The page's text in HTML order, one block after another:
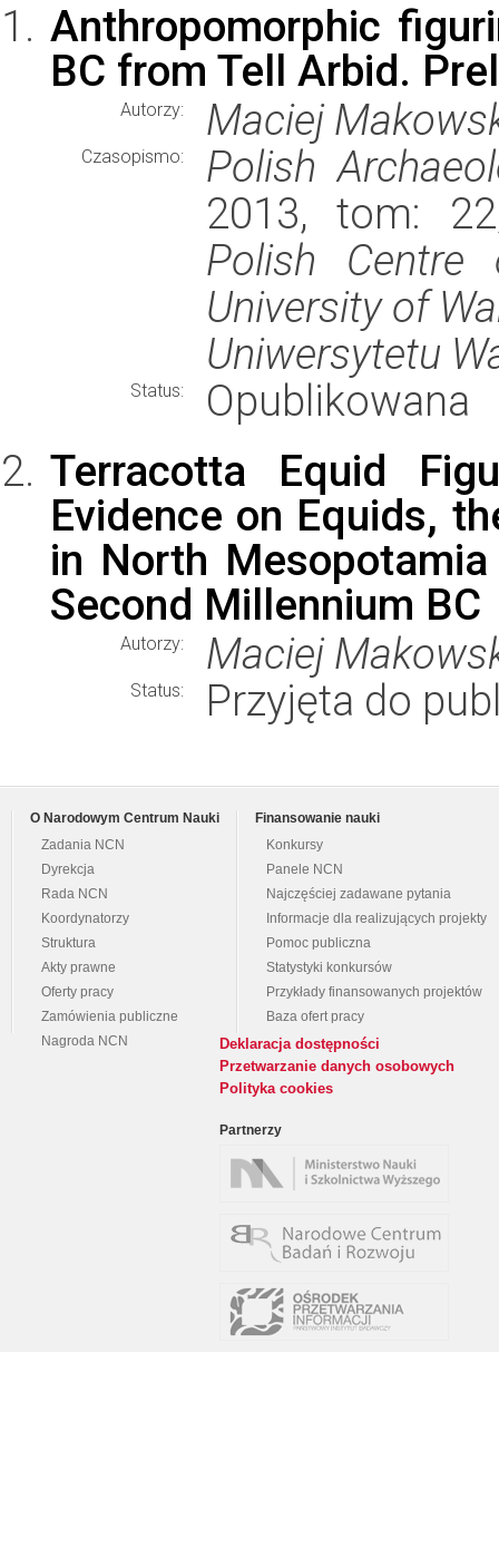
Anthropomorphic
BC from Tell Arbid.
Autorzy: Maciej
Czasopismo:
Polish
2013, tom:
Polish Centre
University of
Uniwersytetu
Status:
Opublikowana
Terracotta Equid
Evidence on Equids,
in North
Second Millennium BC
Autorzy: Maciej
Status: Przyjęta do
O Narodowym Centrum Nauki
Zadania NCN
Dyrekcja
Rada NCN
Koordynatorzy
Struktura
Akty prawne
Oferty pracy
Zamówienia publiczne
Nagroda NCN
Finansowanie nauki
Konkursy
Panele NCN
Najczęściej zadawane pytania
Informacje dla realizujących projekty
Pomoc publiczna
Statystyki konkursów
Przykłady finansowanych projektów
Baza ofert pracy
Deklaracja dostępności
Przetwarzanie danych osobowych
Polityka cookies
Partnerzy